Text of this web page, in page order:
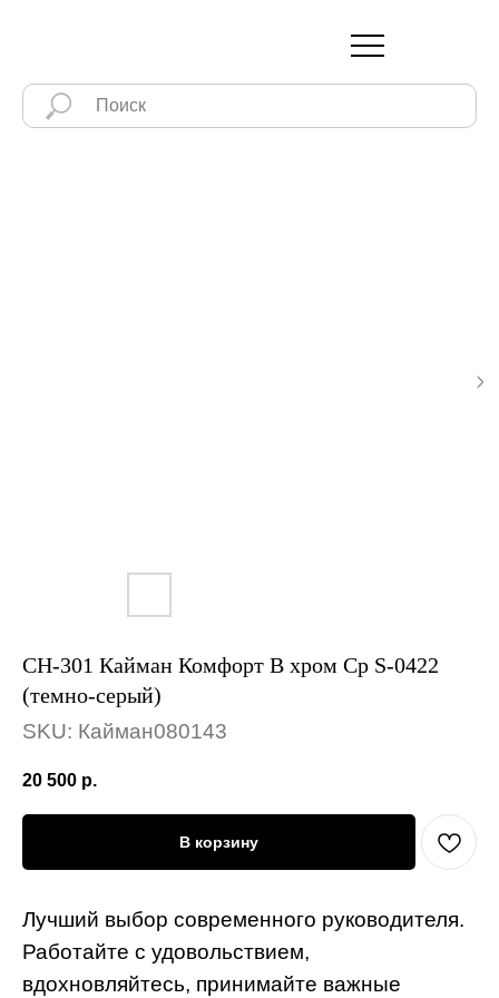
СН-301 Кайман Комфорт В хром Ср S-0422
(темно-серый)
SKU: Кайман080143
20 500 р.
В корзину
Лучший выбор современного руководителя.
Работайте с удовольствием,
вдохновляйтесь, принимайте важные